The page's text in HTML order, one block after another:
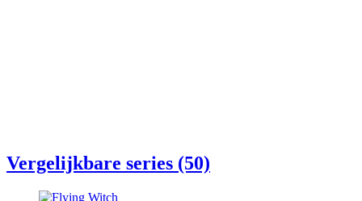
Vergelijkbare series (50)